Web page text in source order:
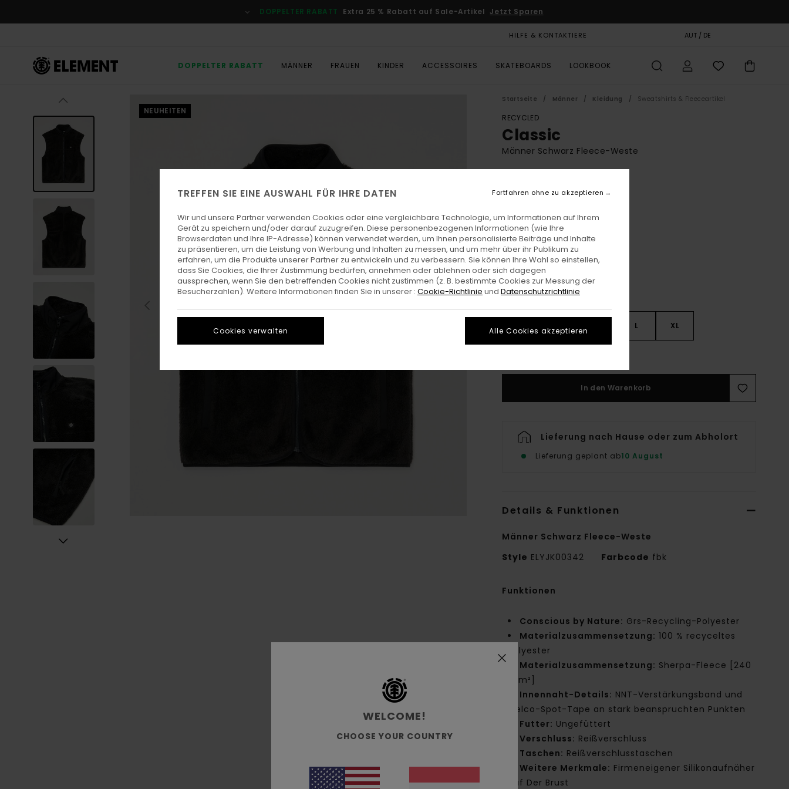
Produktinformation
DOPPELTER RABATT Extra 25 % Rabatt auf Sale-Artikel Jetzt Sparen
HILFE & KONTAKTIERE AUT / DE
DOPPELTER RABATT MÄNNER FRAUEN KINDER ACCESSOIRES SKATEBOARDS LOOKBOOK
NEUHEITEN
Startseite Männer Kleidung Sweatshirts & Fleeceartikel
RECYCLED
Classic
Männer Schwarz Fleece-Weste
€ 80,00
Farbe Flint Black
L XL
In den Warenkorb
Lieferung nach Hause oder zum Abholort
Lieferung geplant ab10 August
Details & Funktionen
Männer Schwarz Fleece-Weste
Style ELYJK00342 Farbcode fbk
Funktionen
Conscious by Nature: Grs-Recycling-Polyester
Materialzusammensetzung: 100 % recyceltes
Polyester
Materialzusammensetzung: Sherpa-Fleece [240
g/m²]
Innennaht-Details: NNT-Verstärkungsband und
Melco-Spot-Tape an stark beanspruchten Punkten
Futter: Ungefüttert
Verschluss: Reißverschluss
Taschen: Reißverschlusstaschen
Weitere Merkmale: Firmeneigener Silikonaufnäher
Auf Der Brust
WELCOME!
CHOOSE YOUR COUNTRY
TREFFEN SIE EINE AUSWAHL FÜR IHRE DATEN
Wir und unsere Partner verwenden Cookies oder eine vergleichbare Technologie, um Informationen auf Ihrem
Gerät zu speichern und/oder darauf zuzugreifen. Diese personenbezogenen Informationen (wie Ihre
Browserdaten und Ihre IP-Adresse) können verwendet werden, um Ihnen personalisierte Beiträge und Inhalte
zu präsentieren, um die Leistung von Werbung und Inhalten zu messen, und um mehr über ihr Publikum zu
erfahren, um die Produkte unserer Partner zu entwickeln und zu verbessern. Sie können Ihre Wahl so einstellen,
dass Sie Cookies, die Ihrer Zustimmung bedürfen, annehmen oder ablehnen oder sich dagegen
aussprechen, wenn Sie den betreffenden Cookies nicht zustimmen (z. B. bestimmte Cookies zur Messung der
Besucherzahlen). Weitere Informationen finden Sie in unserer : Cookie-Richtlinie und Datenschutzrichtlinie
Cookies verwalten
Fortfahren ohne zu akzeptieren
Alle Cookies akzeptieren